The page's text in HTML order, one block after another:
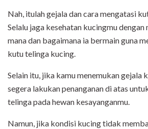
Nah, itulah gejala dan cara mengatasi
Selalu jaga kesehatan kucingmu
mana dan bagaimana ia bermain guna
kutu telinga kucing.
Selain itu, jika kamu menemukan gejala
segera lakukan penanganan di atas
telinga pada hewan kesayanganmu.
Namun, jika kondisi kucing tidak